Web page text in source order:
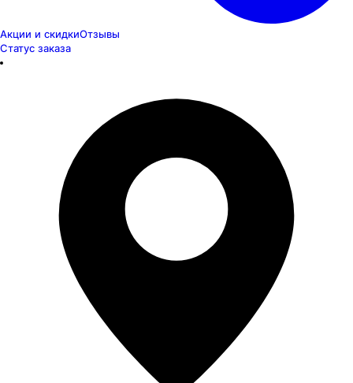
Акции и скидкиОтзывы
Статус заказа